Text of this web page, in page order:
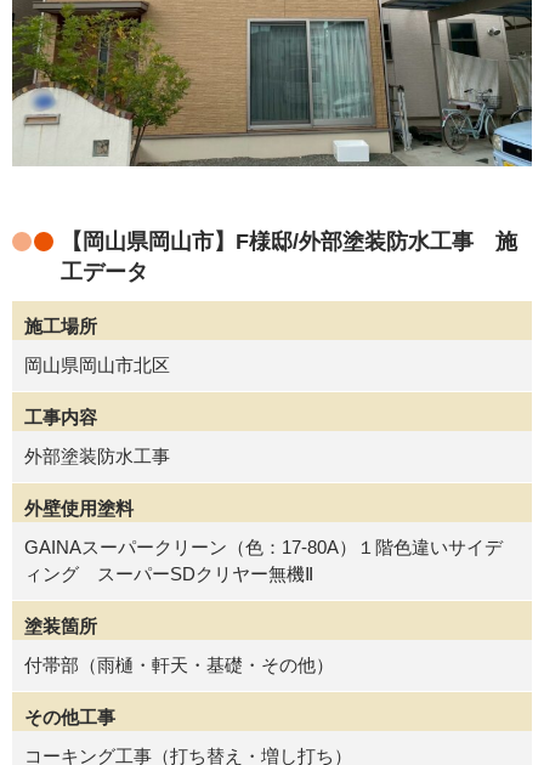
【岡山県岡山市】F様邸/外部塗装防水工事 施
工データ
施工場所
岡山県岡山市北区
工事内容
外部塗装防水工事
外壁使用塗料
GAINAスーパークリーン（色：17-80A）１階色違いサイデ
ィング スーパーSDクリヤー無機Ⅱ
塗装箇所
付帯部（雨樋・軒天・基礎・その他）
その他工事
コーキング工事（打ち替え・増し打ち）